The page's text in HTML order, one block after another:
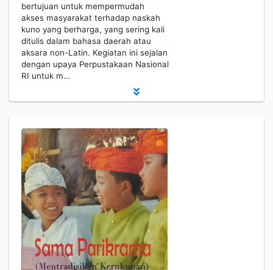
bertujuan untuk mempermudah
akses masyarakat terhadap naskah
kuno yang berharga, yang sering kali
ditulis dalam bahasa daerah atau
aksara non-Latin. Kegiatan ini sejalan
dengan upaya Perpustakaan Nasional
RI untuk m…